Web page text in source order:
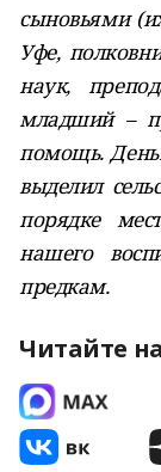
сыновьями
Уфе,
наук,
младший –
помощь.
выделил
порядке
нашего
предкам.
Читайте